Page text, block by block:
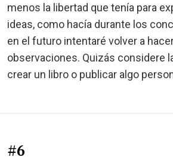
menos la libertad que tenía para
ideas, como hacía durante los
en el futuro intentaré volver a
observaciones. Quizás considere
crear un libro o publicar algo
#6